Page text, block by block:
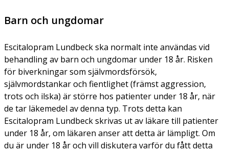
Barn och ungdomar
Escitalopram Lundbeck ska normalt inte användas vid
behandling av barn och ungdomar under 18 år. Risken
för biverkningar som självmordsförsök,
självmordstankar och fientlighet (främst aggression,
trots och ilska) är större hos patienter under 18 år, när
de tar läkemedel av denna typ. Trots detta kan
Escitalopram Lundbeck skrivas ut av läkare till patienter
under 18 år, om läkaren anser att detta är lämpligt. Om
du är under 18 år och vill diskutera varför du fått detta